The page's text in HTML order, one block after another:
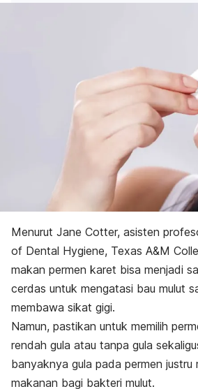
Menurut Jane Cotter, asisten
of Dental Hygiene, Texas A&M
makan permen karet bisa menjadi
cerdas untuk mengatasi bau mulut
membawa sikat gigi.
Namun, pastikan untuk memilih
rendah gula atau tanpa gula
banyaknya gula pada permen justru
makanan bagi bakteri mulut.